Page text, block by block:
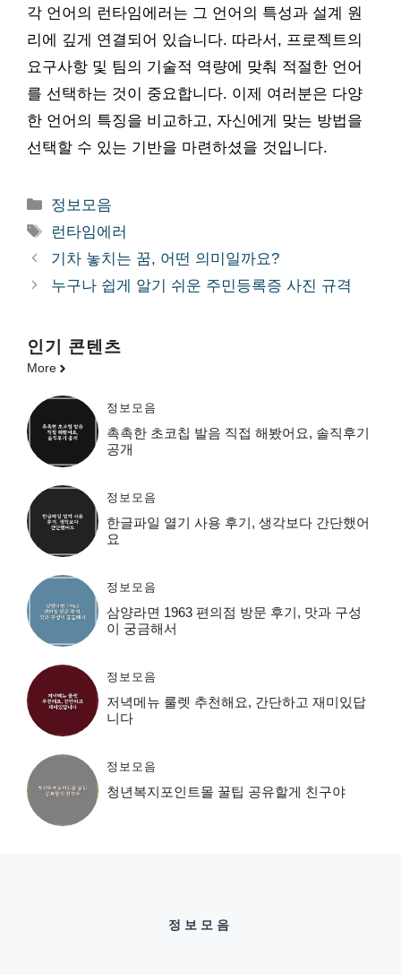
각 언어의 런타임에러는 그 언어의 특성과 설계 원
리에 깊게 연결되어 있습니다. 따라서, 프로젝트의
요구사항 및 팀의 기술적 역량에 맞춰 적절한 언어
를 선택하는 것이 중요합니다. 이제 여러분은 다양
한 언어의 특징을 비교하고, 자신에게 맞는 방법을
선택할 수 있는 기반을 마련하셨을 것입니다.
카
테
리
정보모음
태
그
런타임에러
기차 놓치는 꿈, 어떤 의미일까요?
누구나 쉽게 알기 쉬운 주민등록증 사진 규격
인기 콘텐츠
More
정보모음
촉촉한 초코칩 발음 직접 해봤어요, 솔직후기
공개
정보모음
한글파일 열기 사용 후기, 생각보다 간단했어
요
정보모음
삼양라면 1963 편의점 방문 후기, 맛과 구성
이 궁금해서
정보모음
저녁메뉴 룰렛 추천해요, 간단하고 재미있답
니다
정보모음
청년복지포인트몰 꿀팁 공유할게 친구야
정보모음